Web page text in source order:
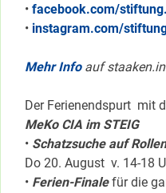
• facebook.com/
• instagram.com/
Mehr Infoauf
Der Ferienendspurt mit
MeKo CIA im STEIG
• Schatzsuche auf Rollen
Do 20. August v. 14-18
• Ferien-Finalefür die